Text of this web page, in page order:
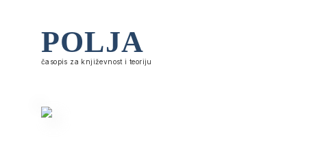
POLJA
časopis za književnost i teoriju